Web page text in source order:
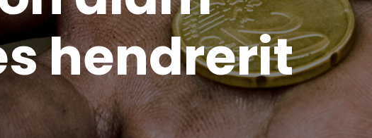
hendrerit